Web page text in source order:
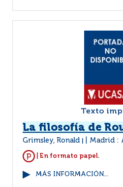
Texto
La filosofía de
Grimsley, Ronald Madrid :
| En formato papel.
MÁS INFORMACIÓN...